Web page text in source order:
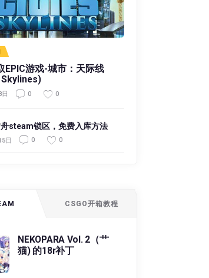
EPIC游戏-城市：天际线
0 0
steam锁区，免费入库方法
日 0 0
CSGO开箱教程
NEKOPARA Vol. 2（艹
猫) 的18r补丁